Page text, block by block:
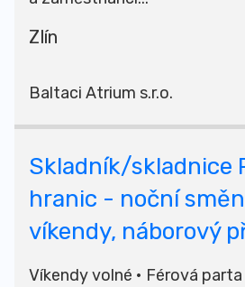
Zlín
Baltaci Atrium s.r.o.
Skladník/skladnice
hranic - noční
víkendy, náborový
Víkendy volné • Férová